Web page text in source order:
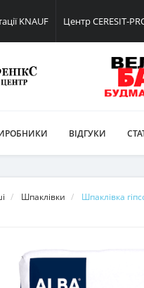
KNAUF Центр CERESIT-
ВІДГУКИ
Шпаклівки Шпаклівка